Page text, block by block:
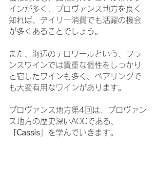
インが多く、プロヴァンス地方を良く
知れば、デイリー消費でも活躍の機会
が多くあることでしょう。
また、海辺のテロワールという、フラ
ンスワインでは貴重な個性をしっかり
と宿したワインも多く、ペアリングで
も大変有用なワインがあります。
プロヴァンス地方第4回は、プロヴァン
ス地方の歴史深いAOCである、
「Cassis」 を学んでいきます。